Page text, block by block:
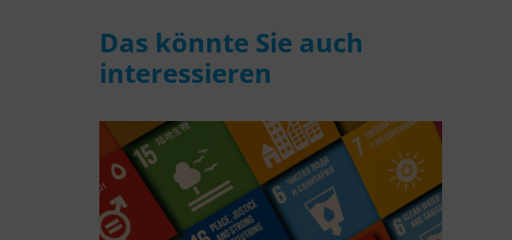
Das könnte Sie auch
interessieren